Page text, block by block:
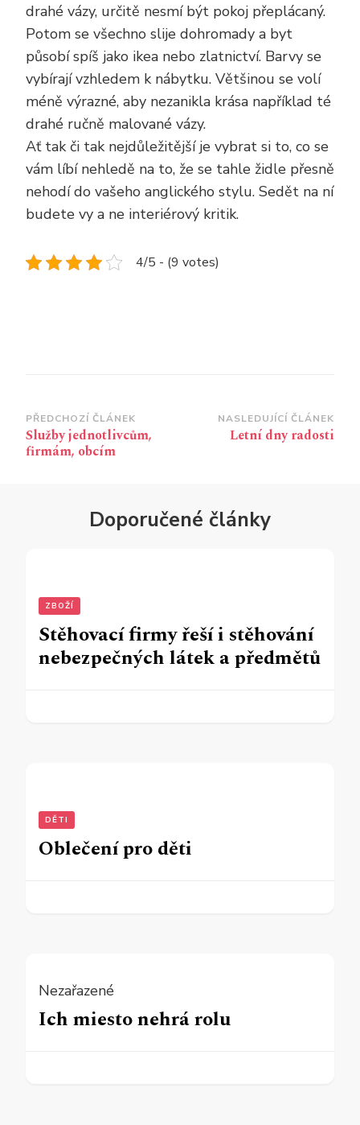
drahé vázy, určitě nesmí být pokoj přeplácaný.
Potom se všechno slije dohromady a byt
působí spíš jako ikea nebo zlatnictví. Barvy se
vybírají vzhledem k nábytku. Většinou se volí
méně výrazné, aby nezanikla krása například té
drahé ručně malované vázy.
Ať tak či tak nejdůležitější je vybrat si to, co se
vám líbí nehledě na to, že se tahle židle přesně
nehodí do vašeho anglického stylu. Sedět na ní
budete vy a ne interiérový kritik.
4/5 - (9 votes)
Navigace
příspěvku
PŘEDCHOZÍ ČLÁNEK
Služby jednotlivcům,
firmám, obcím
NASLEDUJÍCÍ ČLÁNEK
Letní dny radosti
Doporučené články
ZBOŽÍ
Stěhovací firmy řeší i stěhování
nebezpečných látek a předmětů
DĚTI
Oblečení pro děti
Nezařazené
Ich miesto nehrá rolu